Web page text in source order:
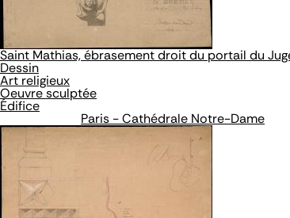
Saint Mathias, ébrasement droit du portail du
Dessin
Art religieux
Oeuvre sculptée
Édifice
Paris - Cathédrale Notre-Dame